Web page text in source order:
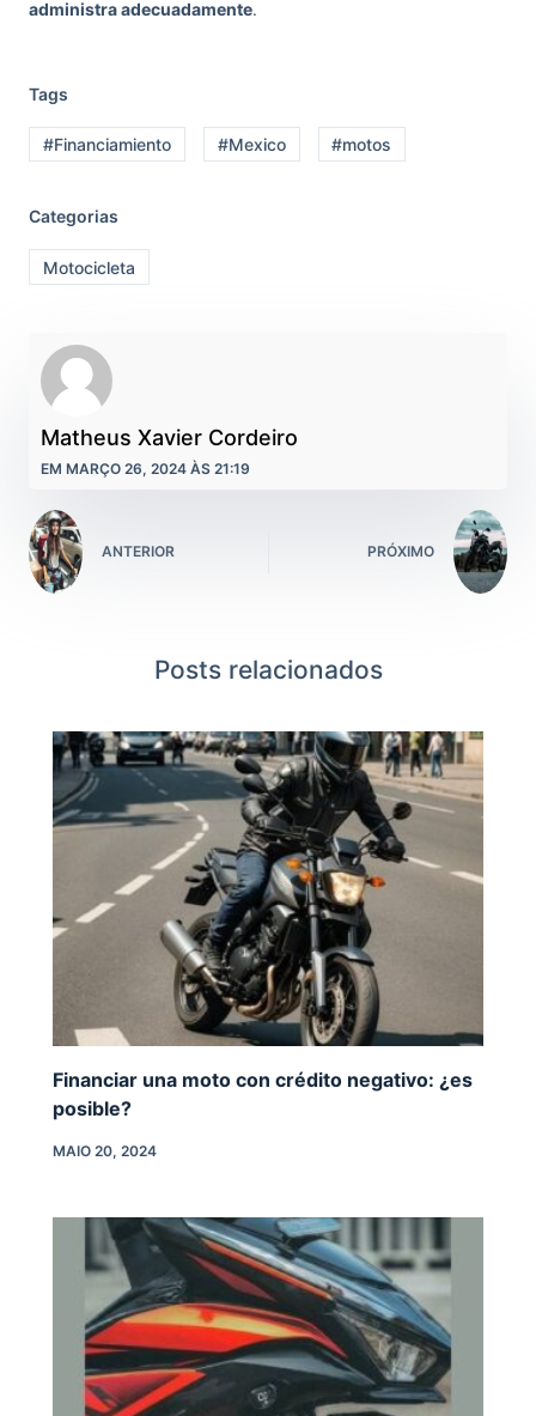
administra adecuadamente.
Tags
#Financiamiento #Mexico #motos
Categorias
Motocicleta
Matheus Xavier Cordeiro
EM MARÇO 26, 2024 ÀS 21:19
ANTERIOR PRÓXIMO
Posts relacionados
Financiar una moto con crédito negativo: ¿es
posible?
MAIO 20, 2024